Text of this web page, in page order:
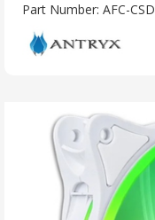
Part Number: AFC-